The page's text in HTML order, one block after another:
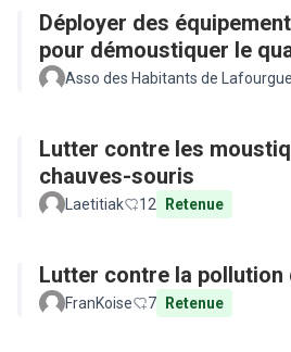
Déployer des
pour démoustiquer le
Asso des Habitants de
Lutter contre les
chauves-souris
Laetitiak 12 Retenue
Lutter contre la pollution
FranKoise 7 Retenue